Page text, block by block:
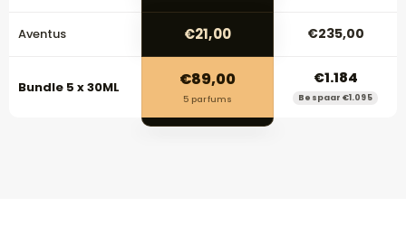
Aventus €21,00 €235,00
Bundle 5 x 30ML €89,00
5 parfums
€1.184
Bespaar €1.095